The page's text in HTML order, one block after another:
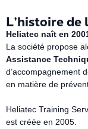
L’histoire de
Heliatec naît en
La société propose
Assistance
d’accompagnement
en matière de
Heliatec Training
est créée en 2005.